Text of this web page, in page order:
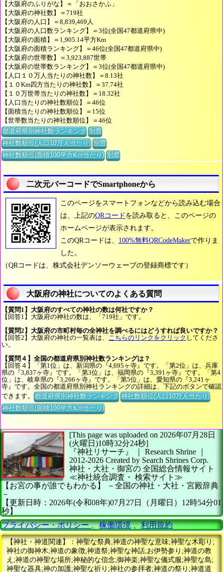
【大阪府のふりがな】＝「おおさかふ」
【大阪府の神社数】＝719社
【大阪府の人口】＝8,839,469人
【大阪府の人口数ランキング】＝3位(全国47都道府県中)
【大阪府の面積】＝1,905.14平方Km
【大阪府の面積ランキング】＝46位(全国47都道府県中)
【大阪府の世帯数】＝3,923,887世帯
【大阪府の世帯数ランキング】＝3位(全国47都道府県中)
【人口１０万人当たりの神社数】＝8.13社
【１０Km四方当たりの神社数】＝37.74社
【１０万世帯当たりの神社数】＝18.32社
【人口当たりの神社数順位】＝46位
【面積当たりの神社数順位】＝15位
【世帯数当たりの神社数順位】＝46位
都道府県別神社数ランキング 別窓
神社数順位(人口10万人当たり) 別窓
神社数順位(面積100平方Km当たり) 別窓
二次元バーコードでSmartphoneから
このページをスマートフォンなどから読み込む場合
は、上記のQRコード を読み取ると、このページの
ホームページが表示されます。
このQRコードは、 100%無料QRCodeMakerで作りま
した。
（QRコードは、株式会社デンソーウェーブの登録商標です）
大阪府の神社についてのよくある質問
【質問1】大阪府のすべての神社の数は何社ですか？
【回答1】大阪府の神社の数は、「719社」です。
【質問2】大阪府の市町村毎の全神社を調べるにはどうすれば良いですか？
【回答2】大阪府の神社の一覧表は、
こちらのリンクをクリック してくださ
い。
【質問４】全国の都道府県別神社数ランキングは？
【回答４】「第1位」は、新潟県の『4,695ヶ寺』です。「第2位」は、兵庫
県の『3,837ヶ寺』です。「第3位」は、福岡県の『3,391ヶ寺』です。「第4
位」は、岐阜県の『3,266ヶ寺』です。「第5位」は、愛知県の『3,241ヶ
寺』です。全国の都道府県別神社ランキングの詳細は、下記のボタンで確認
できます。都道府県別神社数ランキング 神社数順位(人口10万人当たり)
神社数順位(面積100平方Km当たり)
[This page was uploaded on 2026年07月28日
(火曜日)10時32分24秒]
『神社リサーチ』 ｜ Research Shrine
2012-2026 Created by Search Shrines Corp.
神社・大社・御宮の 全国総合情報サイト
≪神社統合調査・ 検索サイト≫
【お宮の事が誰でもわかる】
－全国の神社・大社・宮殿辞典
－
【更新日時：2026年(令和08年)07月27日（月曜日）12時54分01
秒】
プライバシー・ポリシー、稼働環境、利用規約
【神社・神道関連】：神聖な祭典;神道の神聖な意味;神聖な木彫り;
神社の御神木;神道の象徴;神道祭;神聖な神話;お伊勢参り;神道の教
え;神道の神聖な場所;神秘的な信念;御神楽;神聖な儀式服;神聖な島;
神聖な器具;神の加護;神聖な祈り;神社の参拝者;神道の祭り;神道道